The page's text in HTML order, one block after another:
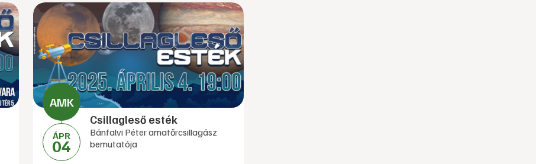
ÁPR
04
Csillagleső esték
Bánfalvi Péter amatőrcsillagász
bemutatója